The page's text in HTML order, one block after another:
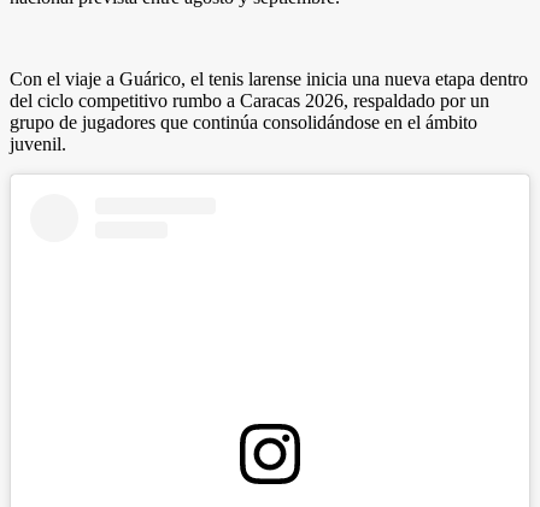
Con el viaje a Guárico, el tenis larense inicia una nueva etapa dentro
del ciclo competitivo rumbo a Caracas 2026, respaldado por un
grupo de jugadores que continúa consolidándose en el ámbito
juvenil.